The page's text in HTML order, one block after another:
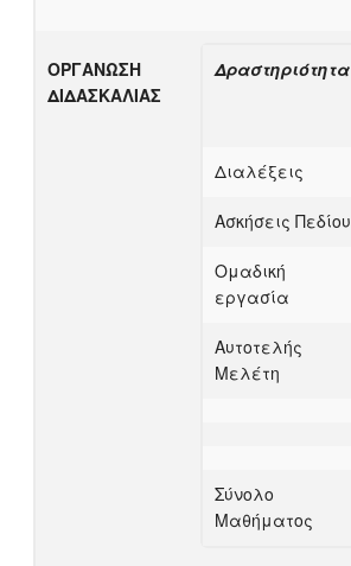
ΟΡΓΑΝΩΣΗ
ΔΙΔΑΣΚΑΛΙΑΣ
Δραστηριότητα
Διαλέξεις
Ασκήσεις Πεδίου
Ομαδική
εργασία
Αυτοτελής
Μελέτη
Σύνολο
Μαθήματος